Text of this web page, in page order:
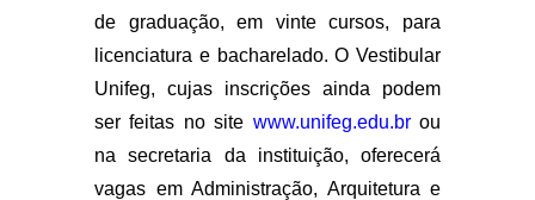
de graduação, em vinte cursos, para
licenciatura e bacharelado. O Vestibular
Unifeg, cujas inscrições ainda podem
ser feitas no site www.unifeg.edu.brou
na secretaria da instituição, oferecerá
vagas em Administração, Arquitetura e